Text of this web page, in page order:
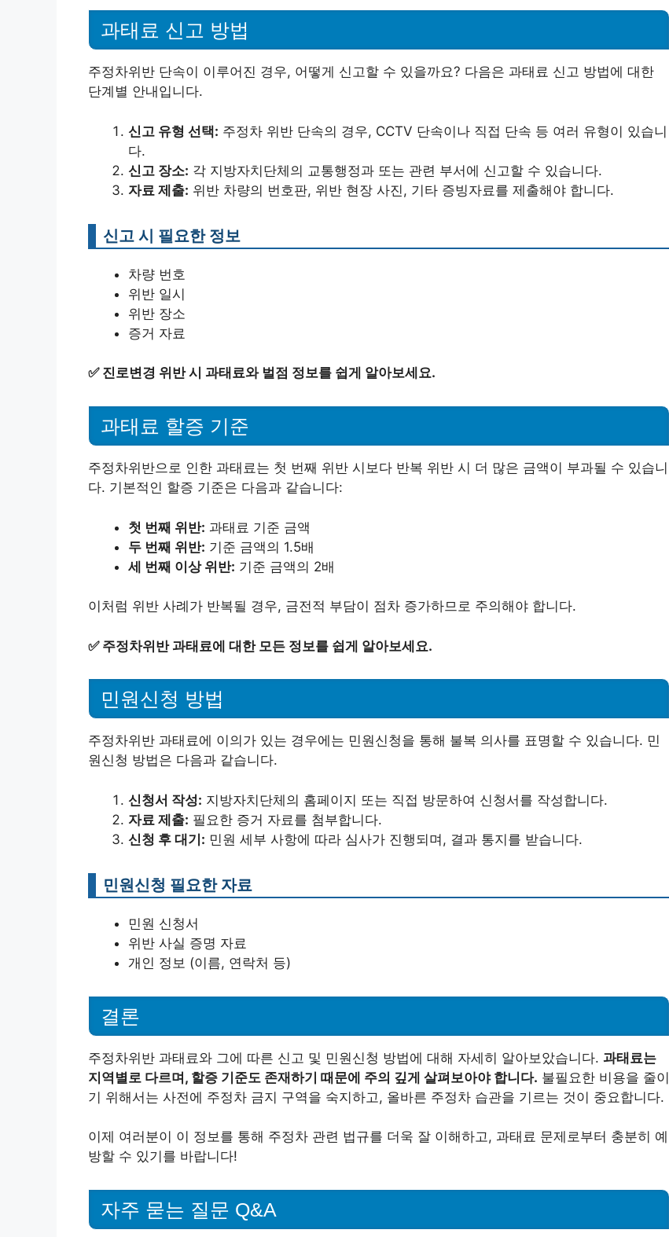
과태료 신고 방법
주정차위반 단속이 이루어진 경우, 어떻게 신고할 수 있을까요? 다음은 과태료 신고 방법에 대한
단계별 안내입니다.
신고 유형 선택: 주정차 위반 단속의 경우, CCTV 단속이나 직접 단속 등 여러 유형이 있습니
다.
신고 장소: 각 지방자치단체의 교통행정과 또는 관련 부서에 신고할 수 있습니다.
자료 제출: 위반 차량의 번호판, 위반 현장 사진, 기타 증빙자료를 제출해야 합니다.
신고 시 필요한 정보
차량 번호
위반 일시
위반 장소
증거 자료
✅ 진로변경 위반 시 과태료와 벌점 정보를 쉽게 알아보세요.
과태료 할증 기준
주정차위반으로 인한 과태료는 첫 번째 위반 시보다 반복 위반 시 더 많은 금액이 부과될 수 있습니
다. 기본적인 할증 기준은 다음과 같습니다:
첫 번째 위반: 과태료 기준 금액
두 번째 위반: 기준 금액의 1.5배
세 번째 이상 위반: 기준 금액의 2배
이처럼 위반 사례가 반복될 경우, 금전적 부담이 점차 증가하므로 주의해야 합니다.
✅ 주정차위반 과태료에 대한 모든 정보를 쉽게 알아보세요.
민원신청 방법
주정차위반 과태료에 이의가 있는 경우에는 민원신청을 통해 불복 의사를 표명할 수 있습니다. 민
원신청 방법은 다음과 같습니다.
신청서 작성: 지방자치단체의 홈페이지 또는 직접 방문하여 신청서를 작성합니다.
자료 제출: 필요한 증거 자료를 첨부합니다.
신청 후 대기: 민원 세부 사항에 따라 심사가 진행되며, 결과 통지를 받습니다.
민원신청 필요한 자료
민원 신청서
위반 사실 증명 자료
개인 정보 (이름, 연락처 등)
결론
주정차위반 과태료와 그에 따른 신고 및 민원신청 방법에 대해 자세히 알아보았습니다. 과태료는
지역별로 다르며, 할증 기준도 존재하기 때문에 주의 깊게 살펴보아야 합니다. 불필요한 비용을 줄이
기 위해서는 사전에 주정차 금지 구역을 숙지하고, 올바른 주정차 습관을 기르는 것이 중요합니다.
이제 여러분이 이 정보를 통해 주정차 관련 법규를 더욱 잘 이해하고, 과태료 문제로부터 충분히 예
방할 수 있기를 바랍니다!
자주 묻는 질문 Q&A